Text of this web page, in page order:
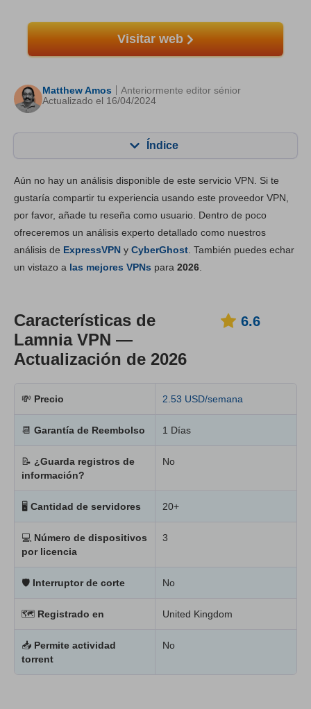
Visitar web
Matthew Amos
Actualizado el 16/04/2024
Anteriormente editor sénior
Índice
Funciones principales 6.6
Instalación y apps 6.8
Fiabilidad y asistencia 6.6
Aún no hay un análisis disponible de este servicio VPN. Si te
gustaría compartir tu experiencia usando este proveedor VPN,
por favor, añade tu reseña como usuario. Dentro de poco
ofreceremos un análisis experto detallado como nuestros
análisis de ExpressVPN y CyberGhost . También puedes echar
un vistazo a las mejores VPNs para 2026
Características de
Lamnia VPN —
Actualización de 2026
6.6
💸 Precio 2.53 USD/semana
📆 Garantía de Reembolso 1 Días
📝 ¿Guarda registros de
información?
No
🖥 Cantidad de servidores 20+
💻 Número de dispositivos
por licencia
3
🛡 Interruptor de corte No
🗺 Registrado en United Kingdom
📥 Permite actividad
torrent
No